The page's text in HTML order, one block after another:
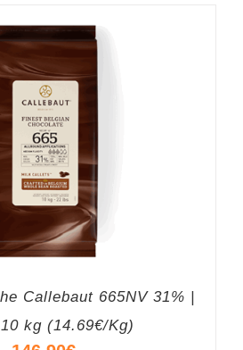
Callebaut 665NV 31% |
kg (14.69€/Kg)